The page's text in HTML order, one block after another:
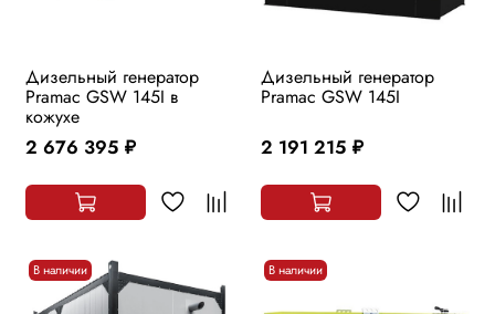
Дизельный генератор
Pramac GSW 145I в
кожухе
2 676 395 руб.
Дизельный генератор
Pramac GSW 145I
2 191 215 руб.
В наличии В наличии